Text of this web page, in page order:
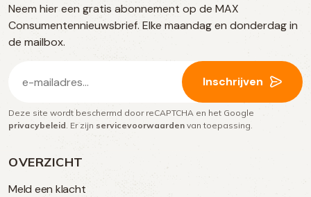
OVERZICHT
Meld een klacht
social
media
Neem hier een gratis abonnement op de MAX
Consumentennieuwsbrief. Elke maandag en donderdag in
de mailbox.
mailadres
(Vereist)
Inschrijven
Deze site wordt beschermd door reCAPTCHA en het Google
privacybeleid . Er zijn servicevoorwaarden van toepassing.